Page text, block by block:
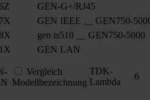
GEN-G+/RJ45
GEN IEEE __ GEN750-
gen is510 __ GEN750-5000
GEN LAN
Vergleich
Modellbezeichnung
TDK-
Lambda
6